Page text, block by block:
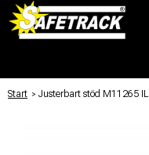
Start / Justerbart stöd M11265 IL